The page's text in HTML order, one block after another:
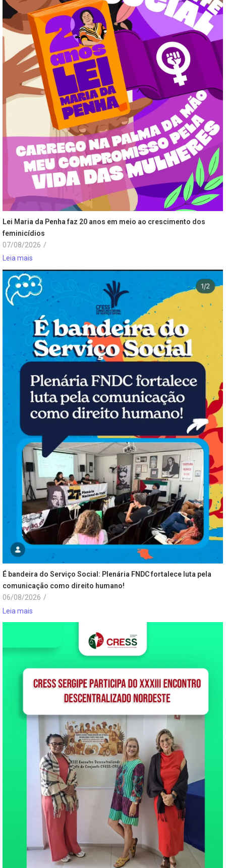
Lei Maria da Penha faz 20 anos em meio ao crescimento dos
feminicídios
07/08/2026 /
Leia mais
É bandeira do Serviço Social: Plenária FNDC fortalece luta pela
comunicação como direito humano!
06/08/2026 /
Leia mais